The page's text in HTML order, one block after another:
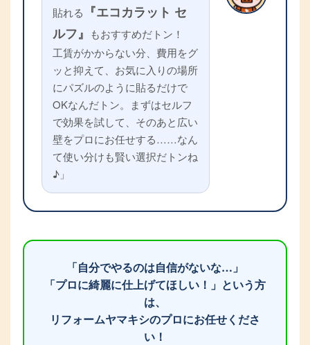
貼れる
『エコカラット セ
ルフ』
もおすすめだトン！
工賃がかからない分、費用をグ
ッと抑えて、お気に入りの場所
にパズルのように貼るだけで
OKなんだトン。まずはセルフ
で効果を試して、そのあと広い
壁をプロにお任せする……なん
て使い分けも賢い選択だトンね
♪」
「自分でやるのは自信がないな…」
「プロに綺麗に仕上げてほしい！」という方
は、
リフォームヤマキシのプロにお任せくださ
い！